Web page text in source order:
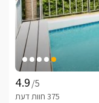
/5